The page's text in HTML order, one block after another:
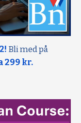
Bli med på
299 kr.